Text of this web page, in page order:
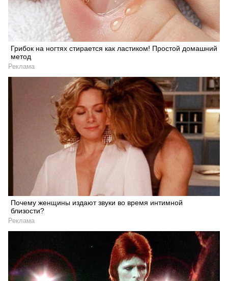
Грибок на ногтях стирается как ластиком! Простой домашний
метод
Реклама
Почему женщины издают звуки во время интимной
близости?
Реклама